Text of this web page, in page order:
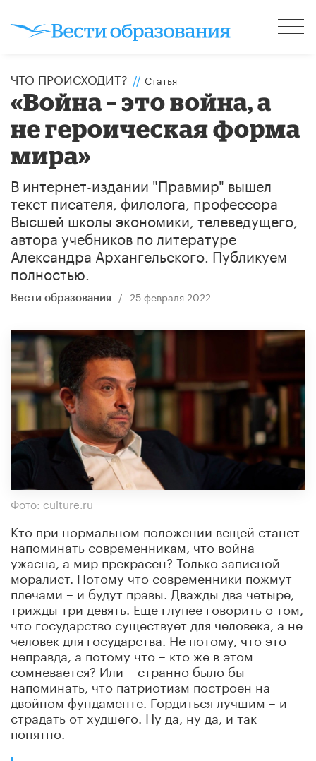
ЧТО ПРОИСХОДИТ? // Статья
«Война – это война, а
не героическая форма
мира»
В интернет-издании "Правмир" вышел
текст писателя, филолога, профессора
Высшей школы экономики, телеведущего,
автора учебников по литературе ​
Александра Архангельского. Публикуем
полностью.
Вести образования / 25 февраля 2022
Фото: culture.ru
Кто при нормальном положении вещей станет
напоминать современникам, что война
ужасна, а мир прекрасен? Только записной
моралист. Потому что современники пожмут
плечами – и будут правы. Дважды два четыре,
трижды три девять. Еще глупее говорить о том,
что государство существует для человека, а не
человек для государства. Не потому, что это
неправда, а потому что – кто же в этом
сомневается? Или – странно было бы
напоминать, что патриотизм построен на
двойном фундаменте. Гордиться лучшим – и
страдать от худшего. Ну да, ну да, и так
понятно.